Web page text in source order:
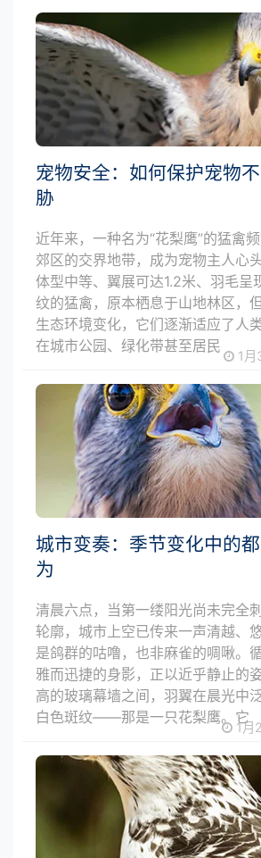
宠物安全：如何保护宠物
胁
近年来，一种名为“花梨鹰”的猛禽
郊区的交界地带，成为宠物主人心
体型中等、翼展可达1.2米、羽毛呈
纹的猛禽，原本栖息于山地林区，
生态环境变化，它们逐渐适应了人
在城市公园、绿化带甚至居民
1月
城市变奏：季节变化中的
为
清晨六点，当第一缕阳光尚未完全
轮廓，城市上空已传来一声清越、
是鸽群的咕噜，也非麻雀的啁啾。
雅而迅捷的身影，正以近乎静止的
高的玻璃幕墙之间，羽翼在晨光中
白色斑纹——那是一只花梨鹰。它
1月